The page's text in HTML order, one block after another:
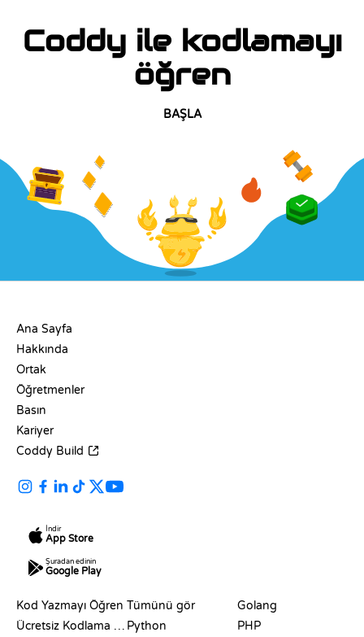
Coddy ile kodlamayı
öğren
BAŞLA
Ana Sayfa
Hakkında
Ortak
Öğretmenler
Basın
Kariyer
Coddy Build
İndir
App Store
Şuradan edinin
Google Play
Kod Yazmayı Öğren
Ücretsiz Kodlama Siteleri
Tümünü gör
Python
Golang
PHP